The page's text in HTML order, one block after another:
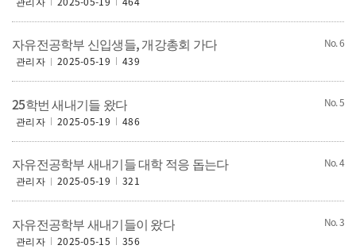
6
자유전공학부 신입생들, 개강총회 가다
관리자 2025-05-19 439
5
25학번 새내기들 왔다
관리자 2025-05-19 486
4
자유전공학부 새내기들 대학 적응 돕는다
관리자 2025-05-19 321
3
자유전공학부 새내기들이 왔다
관리자 2025-05-15 356